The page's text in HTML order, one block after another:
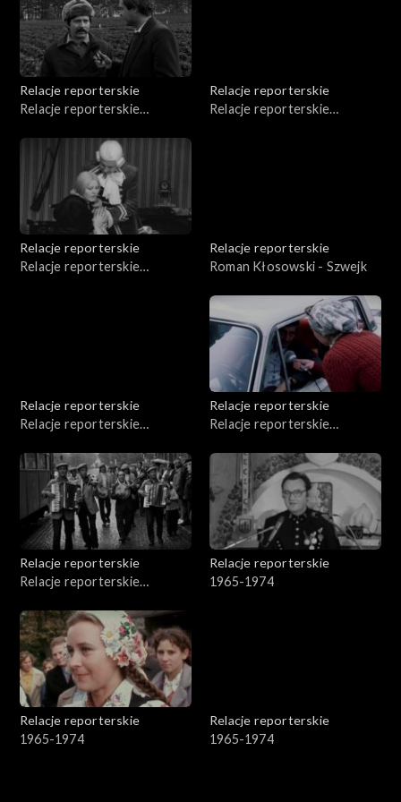
Relacje reporterskie
Relacje reporterskie
Relacje reporterskie
Relacje reporterskie
Relacje reporterskie
Relacje reporterskie
Relacje reporterskie
Roman Kłosowski - Szwejk
Relacje reporterskie
Relacje reporterskie
Relacje reporterskie
Relacje reporterskie
Relacje reporterskie
Relacje reporterskie
Relacje reporterskie
1965-1974
Relacje reporterskie
1965-1974
Relacje reporterskie
1965-1974